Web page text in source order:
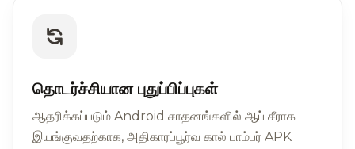
தொடர்ச்சியான புதுப்பிப்புகள்
ஆதரிக்கப்படும் Android சாதனங்களில் ஆப் சீராக
இயங்குவதற்காக, அதிகாரப்பூர்வ கால் பாம்பர் APK